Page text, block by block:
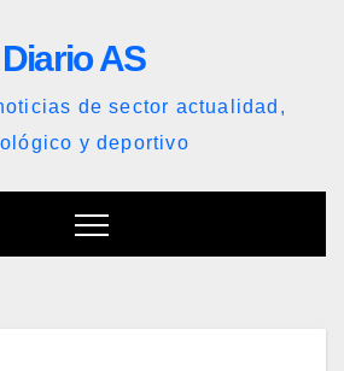
Diario AS
de sector actualidad,
y deportivo